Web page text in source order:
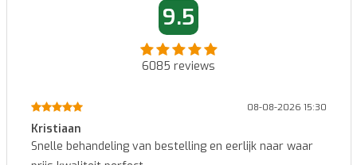
9.5
6085 reviews
08-08-2026 15:30
naar waar
Makkelijk te bestellen en snelle levering...